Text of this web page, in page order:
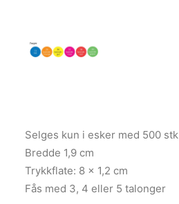
Selges kun i esker med 500 stk
Bredde 1,9 cm
Trykkflate: 8 x 1,2 cm
Fås med 3, 4 eller 5 talonger